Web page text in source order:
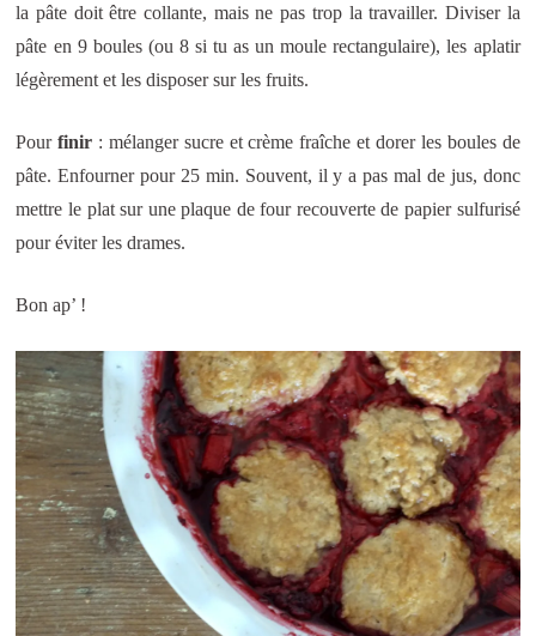
la pâte doit être collante, mais ne pas trop la travailler. Diviser la
pâte en 9 boules (ou 8 si tu as un moule rectangulaire), les aplatir
légèrement et les disposer sur les fruits.
Pourfinir : mélanger sucre et crème fraîche et dorer les boules de
pâte. Enfourner pour 25 min. Souvent, il y a pas mal de jus, donc
mettre le plat sur une plaque de four recouverte de papier sulfurisé
pour éviter les drames.
Bon ap’ !